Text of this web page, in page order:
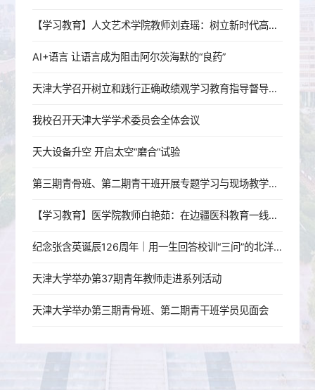
【学习教育】人文艺术学院教师刘垚瑶：树立新时代高校党员教师的正确政绩观
AI+语言 让语言成为阻击阿尔茨海默的“良药”
天津大学召开树立和践行正确政绩观学习教育指导督导工作推进会
我校召开天津大学学术委员会全体会议
天大设备升空 开启太空“磨合”试验
第三期青骨班、第二期青干班开展专题学习与现场教学活动
【学习教育】医学院教师白艳茹：在边疆医科教育一线践行育人初心
纪念张含英诞辰126周年｜用一生回答校训“三问”的北洋老校长
天津大学举办第37期青年教师走进系列活动
天津大学举办第三期青骨班、第二期青干班学员见面会